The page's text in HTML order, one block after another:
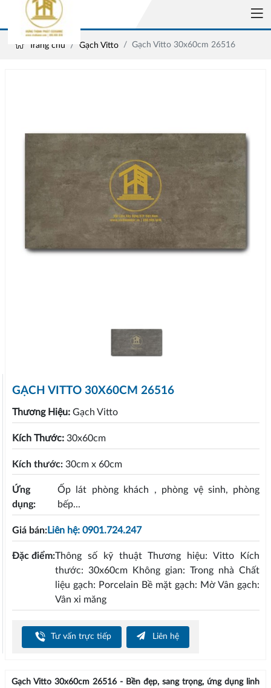
Trang chủ Gạch Vitto Gạch Vitto 30x60cm 26516
GẠCH VITTO 30X60CM 26516
Thương Hiệu: Gạch Vitto
Kích Thước: 30x60cm
Kích thước: 30cm x 60cm
Ứng
dụng:
Ốp lát phòng khách , phòng vệ sinh, phòng
bếp...
Giá bán:Liên hệ: 0901.724.247
Đặc điểm:Thông số kỹ thuật Thương hiệu: Vitto Kích
thước: 30x60cm Không gian: Trong nhà Chất
liệu gạch: Porcelain Bề mặt gạch: Mờ Vân gạch:
Vân xi măng
Tư vấn trực tiếp Liên hệ
Gạch Vitto 30x60cm 26516 - Bền đẹp, sang trọng, ứng dụng linh